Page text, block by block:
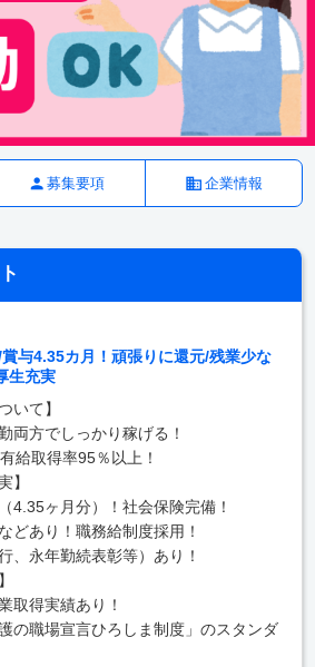
募集要項 企業情報
与4.35カ月！頑張りに還元/残業少な
生充実
いて】
両方でしっかり稼げる！
給取得率95％以上！
】
4.35ヶ月分）！社会保険完備！
どあり！職務給制度採用！
、永年勤続表彰等）あり！
取得実績あり！
の職場宣言ひろしま制度」のスタンダ